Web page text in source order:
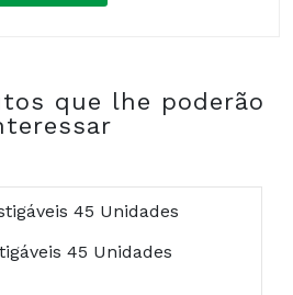
que lhe poderão
45 Unidades